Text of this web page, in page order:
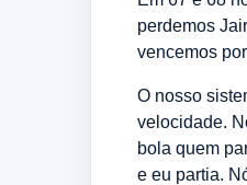
perdemos
vencemos
O nosso
velocidade.
bola quem
e eu partia.